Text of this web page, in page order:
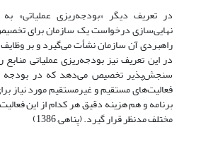
در تعریف دیگر «بودجه‌ریزی عملیاتی»
نهایی‌سازی درخواست یک سازمان برای
راهبردی آن سازمان نشأت می‌گیرد و بر
در این تعریف نیز بودجه‌ریزی عملیاتی
سنجش‌پذیر تخصیص می‌دهد که در بودجه
فعالیت‌های مستقیم و غیرمستقیم مورد نیاز
برنامه و هم هزینه دقیق هر کدام از این
مختلف مدنظر قرار گیرد. (پناهی, 1386)